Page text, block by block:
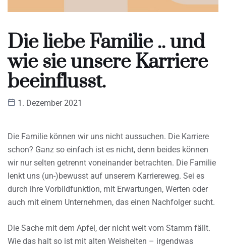
Die liebe Familie .. und
wie sie unsere Karriere
beeinflusst.
1. Dezember 2021
Die Familie können wir uns nicht aussuchen. Die Karriere
schon? Ganz so einfach ist es nicht, denn beides können
wir nur selten getrennt voneinander betrachten. Die Familie
lenkt uns (un-)bewusst auf unserem Karriereweg. Sei es
durch ihre Vorbildfunktion, mit Erwartungen, Werten oder
auch mit einem Unternehmen, das einen Nachfolger sucht.
Die Sache mit dem Apfel, der nicht weit vom Stamm fällt.
Wie das halt so ist mit alten Weisheiten – irgendwas